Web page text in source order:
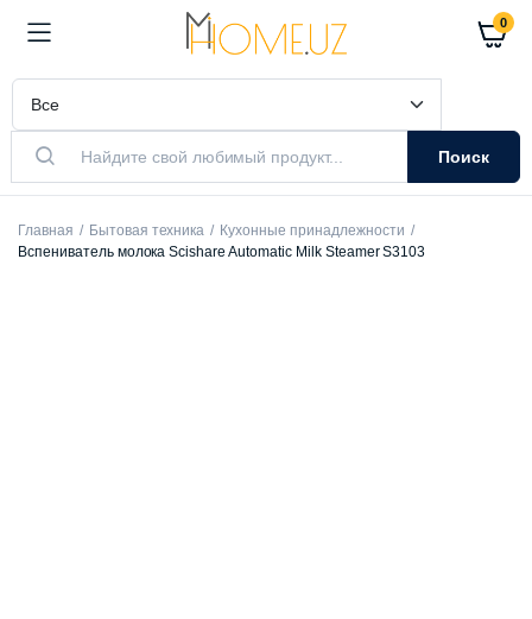
0
Поиск
Главная Бытовая техника
Кухонные принадлежности
Вспениватель молока Scishare Automatic Milk Steamer S3103